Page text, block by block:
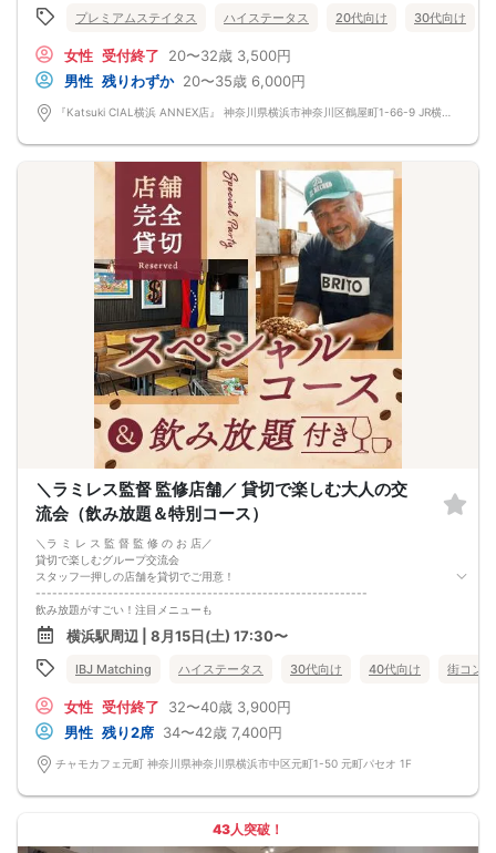
③ アルコール付きフリードリンク
アルコールを含むフリードリンクをご提供します。
いかがでしょうか？♪
④ 話のキッカケを♡自己紹介カード♪
『何を話したら良いか分からない..』そんな不安もあると思います。
1vs1着席パーティーでは、自己紹介カードに趣味、休日の過ごし方など記載して
いますので、お話のキッカケにご利用下さい♡
に、パーカーをジャケットに♡ ラフなスタイルをワンピースに♡ ワンポイント変
えるだけでカップル成立率がUPします♪
※重要【男性ドレスコードに関しまして】
テーラードジャケット or 襟付きシャツ
いずれか必須となります。
パーティーの質向上のため、上記に該当しない方は参加をお断りします。
参加費の返金等はございません。
〜 参加をお断りしている服装 〜
ニット、コート、Tシャツのみ（OK：下に襟付きシャツ着用か、上にジャケット
着用の場合/NG：カーディガン着用）/デニムジャケット、スウェット・ジャージ
（上下共にNG）、パーカー・トレーナー、ダメージ加工のジーンズ、ハーフパン
ツ、サンダル、帽子
■最少催行人数：男女6vs6
■中止判断タイミング
開催当日の開始時間3時間前にて最少催行人数に満たない場合
プレミアムステイタス ハイステータス 20代向け 30代向け
女性 受付終了 20〜32歳 3,500円
男性 残りわずか 20〜35歳 6,000円
＼ラミレス監督 監修店舗／ 貸切で楽しむ大人の交
流会（飲み放題＆特別コース）
＼ラ ミ レ ス 監 督 監 修 の お 店／
貸切で楽しむグループ交流会
スタッフ一押しの店舗を貸切でご用意！
------------------------------------------------------------
飲み放題がすごい！注目メニューも
------------------------------------------------------------
ワイン・ビールなどをご用意。
もちろんソフトドリンクも飲み放題
------------------------------------------------------------
------------------------------------------------------------
A5ランク常陸牛の極上ローストビーフ、
手作り名物の焼きたてクロワッサンなど＆hellip＆＆
パーティー参加者限定の特別価格で
ご提供いただきました！
------------------------------------------------------------
横浜駅周辺 | 8月15日(土) 17:30〜
IBJ Matching ハイステータス 30代向け 40代向け 街コン
女性 受付終了 32〜40歳 3,900円
男性 残り2席 34〜42歳 7,400円
チャモカフェ元町 神奈川県神奈川県横浜市中区元町1-50 元町パセオ 1F
43人突破！